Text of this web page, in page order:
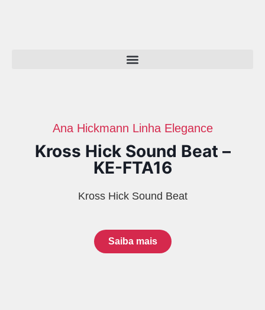
Ana Hickmann Linha Elegance
Kross Hick Sound Beat –
KE-FTA16
Kross Hick Sound Beat
Saiba mais